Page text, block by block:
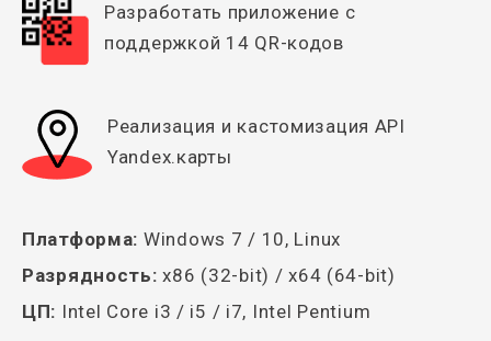
Разработать приложение с
поддержкой 14 QR-кодов
Реализация и кастомизация API
Yandex.карты
Платформа: Windows 7 / 10, Linux
Разрядность: x86 (32-bit) / x64 (64-bit)
ЦП: Intel Core i3 / i5 / i7, Intel Pentium